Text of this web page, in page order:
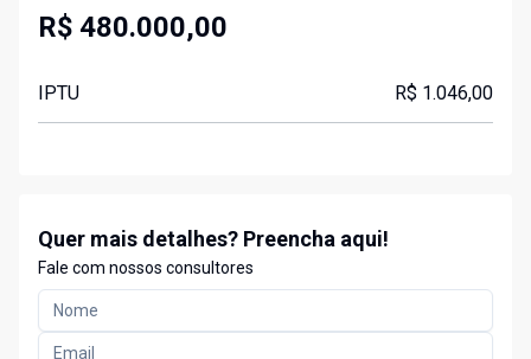
R$ 480.000,00
IPTU R$ 1.046,00
Quer mais detalhes? Preencha aqui!
Fale com nossos consultores